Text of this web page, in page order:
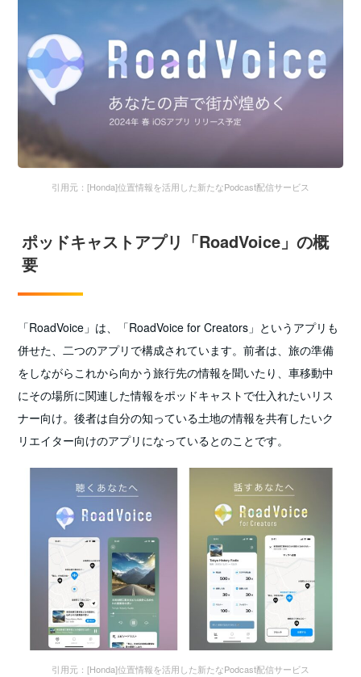
引用元：[Honda]位置情報を活用した新たなPodcast配信サービス
ポッドキャストアプリ「RoadVoice」の概
要
「RoadVoice」は、「RoadVoice for Creators」というアプリも
併せた、二つのアプリで構成されています。前者は、旅の準備
をしながらこれから向かう旅行先の情報を聞いたり、車移動中
にその場所に関連した情報をポッドキャストで仕入れたいリス
ナー向け。後者は自分の知っている土地の情報を共有したいク
リエイター向けのアプリになっているとのことです。
引用元：[Honda]位置情報を活用した新たなPodcast配信サービス